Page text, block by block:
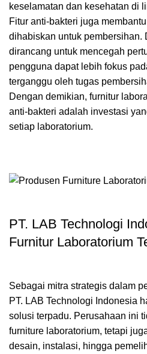
keselamatan dan kesehatan di
Fitur anti-bakteri juga
dihabiskan untuk pembersihan.
dirancang untuk mencegah
pengguna dapat lebih fokus
terganggu oleh tugas
Dengan demikian, furnitur
anti-bakteri adalah investasi
setiap laboratorium.
PT. LAB Technologi
Furnitur Laboratorium
Sebagai mitra strategis dalam
PT. LAB Technologi Indonesia
solusi terpadu. Perusahaan ini
furniture laboratorium, tetapi
desain, instalasi, hingga